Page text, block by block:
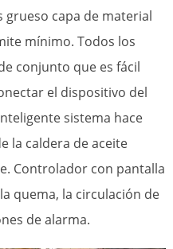
grueso capa de material
mínimo. Todos los
conjunto que es fácil
el dispositivo del
sistema hace
la caldera de aceite
Controlador con pantalla
quema, la circulación de
de alarma.